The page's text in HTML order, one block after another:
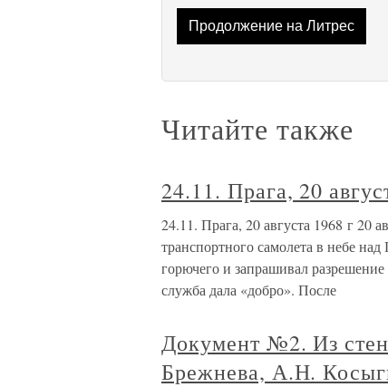
Продолжение на Литрес
Читайте также
24.11. Прага, 20
24.11. Прага, 20 августа 1968 г 20
транспортного самолета в небе
горючего и запрашивал
служба дала «добро». После
Документ №2. Из
Брежнева, А.Н.